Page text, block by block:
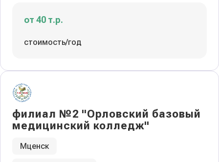
от 40 т.р.
стоимость/год
филиал №2 "Орловский базовый
медицинский колледж"
Мценск